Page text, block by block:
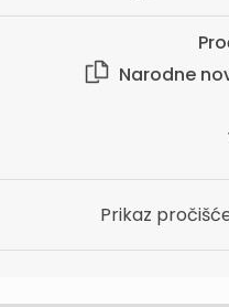
Narodne
Prikaz